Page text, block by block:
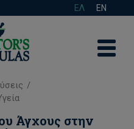
ΕΛ EN
/
Άγχους στην